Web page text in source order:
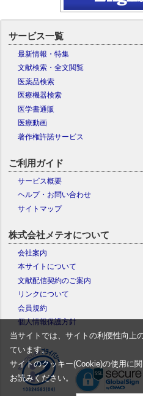
サービス一覧
最新情報・特集
文献検索・全文閲覧
医薬品検索
医療機器検索
医学書通販
医療動画
著作権許諾サービス
ご利用ガイド
サービス概要
ヘルプ・お問い合わせ
サイトマップ
株式会社メテオについて
会社案内
本サイトについて
文献配信契約のご案内
リンクについて
会員規約
個人情報保護方針
当サイトでは、サイトの利便性向上
ています。
サイトのクッキー(Cookie)の使用に関
お読みください。